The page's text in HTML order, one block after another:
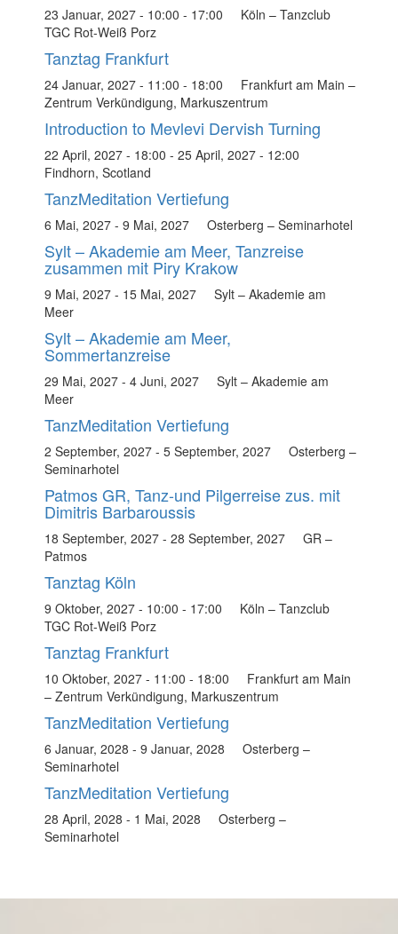
23 Januar, 2027 - 10:00 - 17:00
Köln – Tanzclub
TGC Rot-Weiß Porz
Tanztag Frankfurt
24 Januar, 2027 - 11:00 - 18:00
Frankfurt am Main –
Zentrum Verkündigung, Markuszentrum
Introduction to Mevlevi Dervish Turning
22 April, 2027 - 18:00 - 25 April, 2027 - 12:00
Findhorn, Scotland
TanzMeditation Vertiefung
6 Mai, 2027 - 9 Mai, 2027 Osterberg – Seminarhotel
Sylt – Akademie am Meer, Tanzreise
zusammen mit Piry Krakow
9 Mai, 2027 - 15 Mai, 2027
Sylt – Akademie am
Meer
Sylt – Akademie am Meer,
Sommertanzreise
29 Mai, 2027 - 4 Juni, 2027
Sylt – Akademie am
Meer
TanzMeditation Vertiefung
2 September, 2027 - 5 September, 2027
Osterberg –
Seminarhotel
Patmos GR, Tanz-und Pilgerreise zus. mit
Dimitris Barbaroussis
18 September, 2027 - 28 September, 2027
GR –
Patmos
Tanztag Köln
9 Oktober, 2027 - 10:00 - 17:00
Köln – Tanzclub
TGC Rot-Weiß Porz
Tanztag Frankfurt
10 Oktober, 2027 - 11:00 - 18:00
Frankfurt am Main
– Zentrum Verkündigung, Markuszentrum
TanzMeditation Vertiefung
6 Januar, 2028 - 9 Januar, 2028
Osterberg –
Seminarhotel
TanzMeditation Vertiefung
28 April, 2028 - 1 Mai, 2028
Osterberg –
Seminarhotel